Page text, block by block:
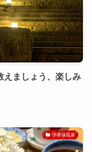
えましょう、楽しみ
伊香保温泉